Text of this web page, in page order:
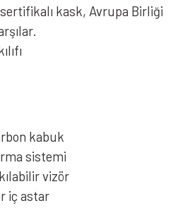
kask, Avrupa Birliği
kabuk
sistemi
vizör
iç astar